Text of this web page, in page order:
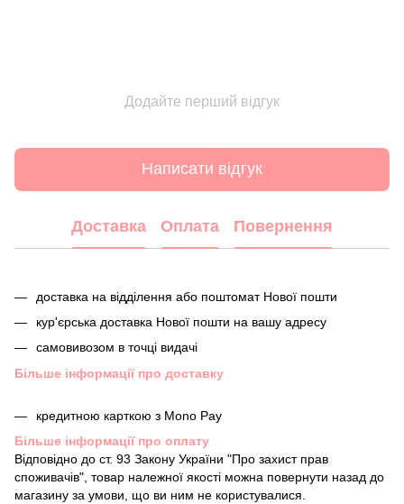
Додайте перший відгук
Написати відгук
Доставка Оплата Повернення
доставка на відділення або поштомат Нової пошти
кур'єрська доставка Нової пошти на вашу адресу
самовивозом в точці видачі
Більше інформації про доставку
кредитною карткою з Mono Pay
Більше інформації про оплату
Відповідно до ст. 93 Закону України "Про захист прав
споживачів", товар належної якості можна повернути назад до
магазину за умови, що ви ним не користувалися.